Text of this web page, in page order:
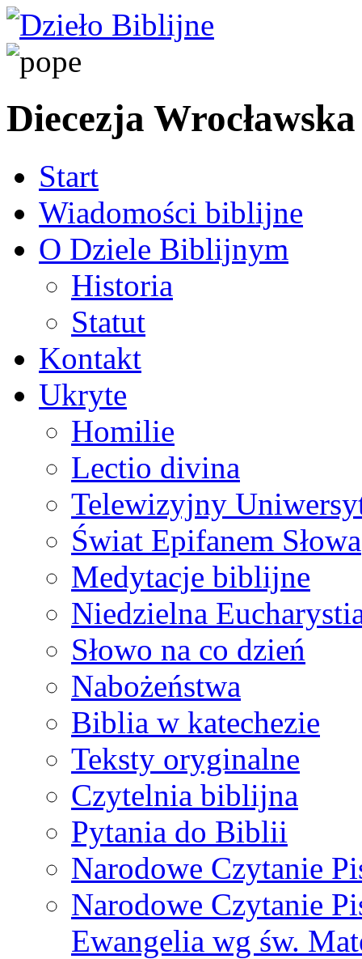
Diecezja Wrocławska
Start
Wiadomości biblijne
O Dziele Biblijnym
Historia
Statut
Kontakt
Ukryte
Homilie
Lectio divina
Telewizyjny
Świat Epifanem Słowa
Medytacje biblijne
Niedzielna
Słowo na co dzień
Nabożeństwa
Biblia w katechezie
Teksty oryginalne
Czytelnia biblijna
Pytania do Biblii
Narodowe Czytanie
Narodowe Czytanie
Ewangelia wg św.